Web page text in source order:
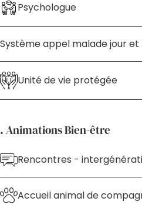
Psychologue
Système appel malade jour et
Unité de vie protégée
. Animations Bien-être
Rencontres -
Accueil animal de